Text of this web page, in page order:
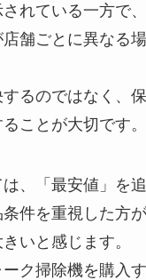
れている一方で
舗ごとに異なる
るのではなく、
ことが大切です。
、「最安値」を
件を重視した方
いと感じます。
ク掃除機を購入